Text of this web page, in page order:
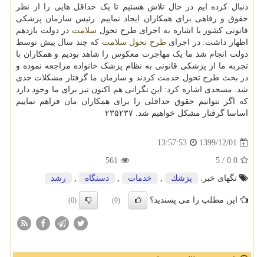
دنبال کرده ایم در حال تلاش هستیم تا یک حداقل هایی را از نظر
حقوق و رفاهی برای همکاران ایجاد نماییم. رئیس سازمان پزشکی
قانونی کشور با اشاره به اجرای طرح تحول سلامت در دولت یازدهم
اظهار داشت: در اجرایطرح تحول سلامت که چند سال پیش توسط
دولت انجام شد ما یک مهاجرت معکوس را شاهد بودیم و همکاران با
تجربه ما از پزشکی قانونی به نظام پزشک خانواده مراجعه نموده و
در بحث طرح تحول خدمت کردند و سازمان ما گرفتار مشکلات جدی
شد. مسجدی اشاره کرد: این نگرانی هم اکنون نیز برای ما وجود دارد
که اگر نتوانیم حقوق حداقلی را برای همکاران مان فراهم نماییم
اساسا گرفتار مشکل خواهیم شد. ۲۳۵۲۳۷
1399/12/01
13:57:53
0.0
/ 5
561
تگهای خبر:
پزشك , خدمات , دستگاه , رشد
این مطلب را می پسندید؟ (0)
(0)